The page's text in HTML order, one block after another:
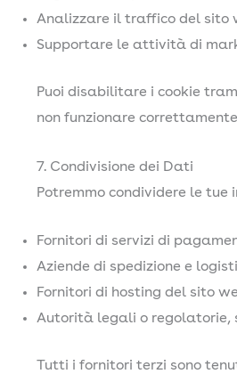
Analizzare il traffico del sito
Supportare le attività di
Puoi disabilitare i cookie
non funzionare
7. Condivisione dei Dati
Potremmo condividere le tue
Fornitori di servizi di
Aziende di spedizione e
Fornitori di hosting del sito
Autorità legali o regolatorie,
Tutti i fornitori terzi sono